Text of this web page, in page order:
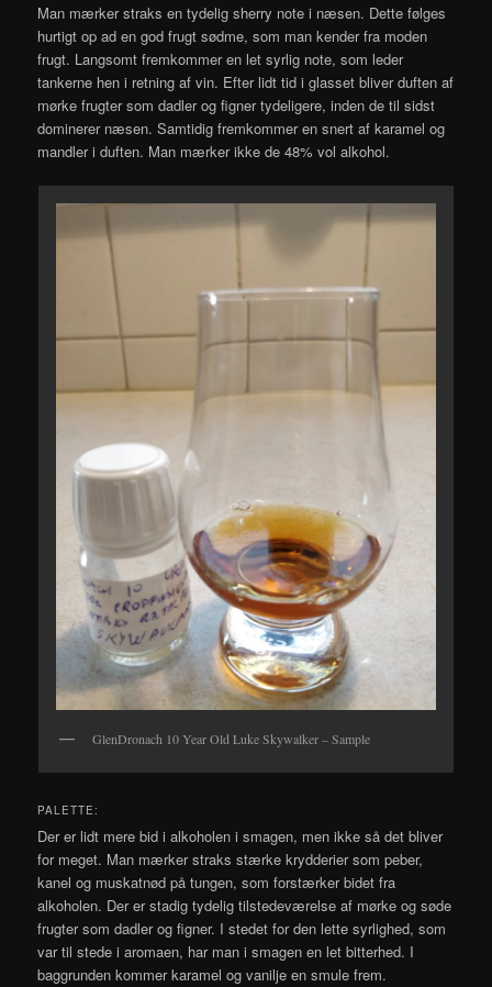
Man mærker straks en tydelig sherry note i næsen. Dette følges
hurtigt op ad en god frugt sødme, som man kender fra moden
frugt. Langsomt fremkommer en let syrlig note, som leder
tankerne hen i retning af vin. Efter lidt tid i glasset bliver duften af
mørke frugter som dadler og figner tydeligere, inden de til sidst
dominerer næsen. Samtidig fremkommer en snert af karamel og
mandler i duften. Man mærker ikke de 48% vol alkohol.
GlenDronach 10 Year Old Luke Skywalker – Sample
PALETTE:
Der er lidt mere bid i alkoholen i smagen, men ikke så det bliver
for meget. Man mærker straks stærke krydderier som peber,
kanel og muskatnød på tungen, som forstærker bidet fra
alkoholen. Der er stadig tydelig tilstedeværelse af mørke og søde
frugter som dadler og figner. I stedet for den lette syrlighed, som
var til stede i aromaen, har man i smagen en let bitterhed. I
baggrunden kommer karamel og vanilje en smule frem.